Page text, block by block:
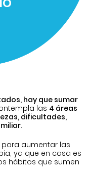
hay que sumar
las 4 áreas
dificultades,
.
para aumentar las
ya que en casa es
hábitos que sumen